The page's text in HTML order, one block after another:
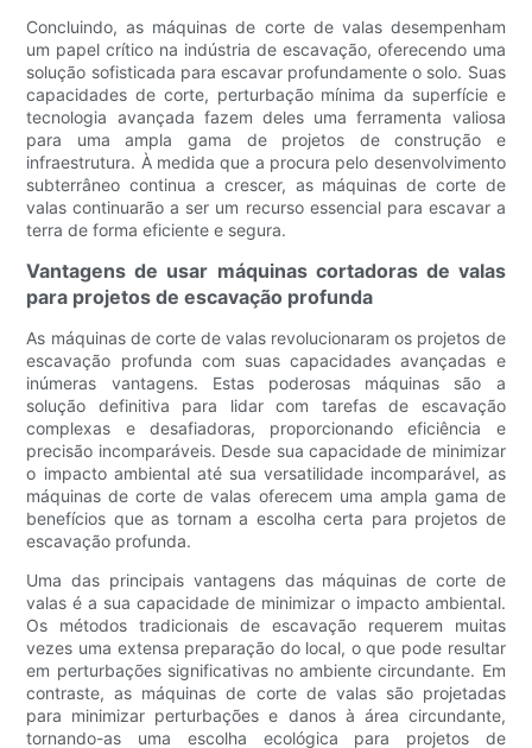
Concluindo, as máquinas de corte de valas desempenham
um papel crítico na indústria de escavação, oferecendo uma
solução sofisticada para escavar profundamente o solo. Suas
capacidades de corte, perturbação mínima da superfície e
tecnologia avançada fazem deles uma ferramenta valiosa
para uma ampla gama de projetos de construção e
infraestrutura. À medida que a procura pelo desenvolvimento
subterrâneo continua a crescer, as máquinas de corte de
valas continuarão a ser um recurso essencial para escavar a
terra de forma eficiente e segura.
Vantagens de usar máquinas cortadoras de valas
para projetos de escavação profunda
As máquinas de corte de valas revolucionaram os projetos de
escavação profunda com suas capacidades avançadas e
inúmeras vantagens. Estas poderosas máquinas são a
solução definitiva para lidar com tarefas de escavação
complexas e desafiadoras, proporcionando eficiência e
precisão incomparáveis. Desde sua capacidade de minimizar
o impacto ambiental até sua versatilidade incomparável, as
máquinas de corte de valas oferecem uma ampla gama de
benefícios que as tornam a escolha certa para projetos de
escavação profunda.
Uma das principais vantagens das máquinas de corte de
valas é a sua capacidade de minimizar o impacto ambiental.
Os métodos tradicionais de escavação requerem muitas
vezes uma extensa preparação do local, o que pode resultar
em perturbações significativas no ambiente circundante. Em
contraste, as máquinas de corte de valas são projetadas
para minimizar perturbações e danos à área circundante,
tornando-as uma escolha ecológica para projetos de